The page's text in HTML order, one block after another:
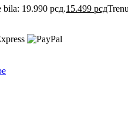
bila: 19.990 рсд.15.499 рсд